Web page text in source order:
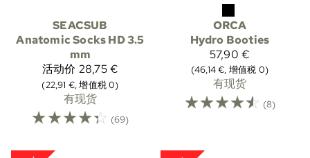
SEACSUB
Anatomic Socks HD 3.5
mm
活动价 28,75 €
(22,91 €, 增值税 0)
有现货
☆☆☆☆☆ (69)
ORCA
Hydro Booties
57,90 €
(46,14 €, 增值税 0)
有现货
☆☆☆☆☆ (8)